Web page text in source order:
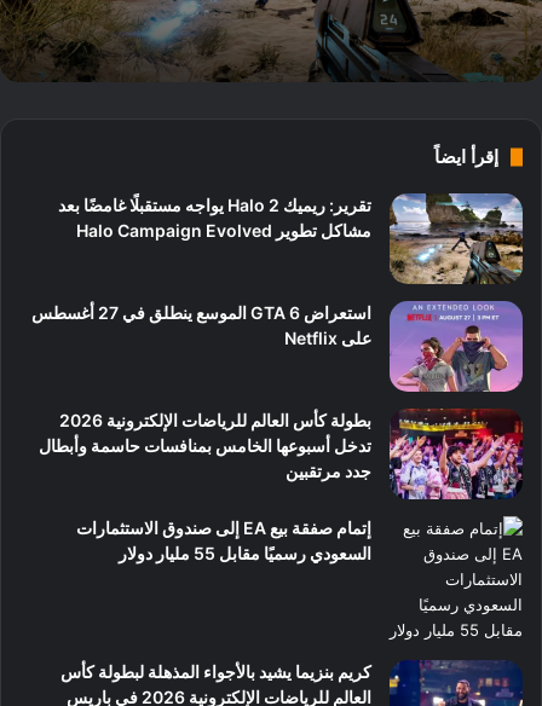
إقرأ ايضاً
تقرير: ريميك Halo 2 يواجه مستقبلًا غامضًا بعد
مشاكل تطوير Halo Campaign Evolved
استعراض GTA 6 الموسع ينطلق في 27 أغسطس
على Netflix
بطولة كأس العالم للرياضات الإلكترونية 2026
تدخل أسبوعها الخامس بمنافسات حاسمة وأبطال
جدد مرتقبين
إتمام صفقة بيع EA إلى صندوق الاستثمارات
السعودي رسميًا مقابل 55 مليار دولار
كريم بنزيما يشيد بالأجواء المذهلة لبطولة كأس
العالم للرياضات الإلكترونية 2026 في باريس